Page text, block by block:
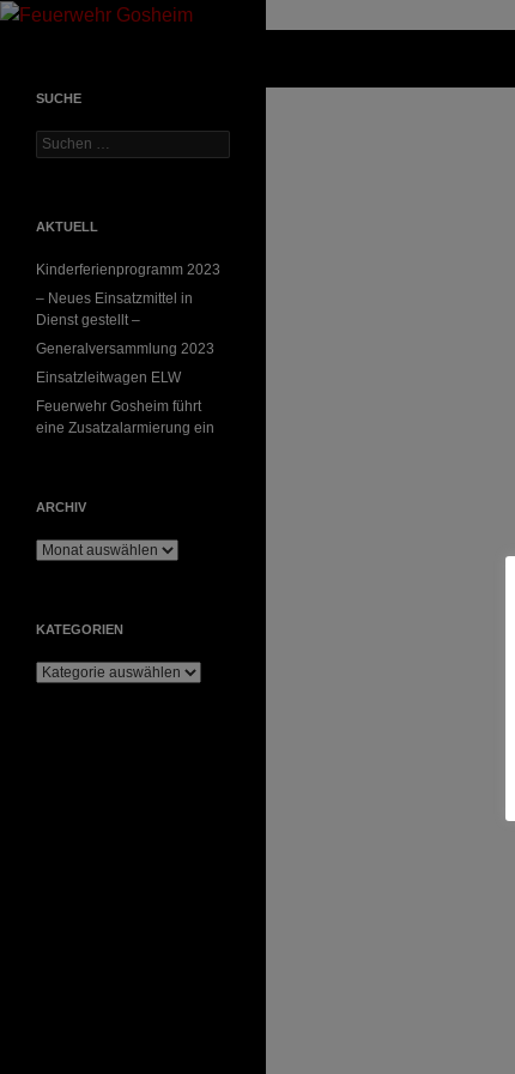
SUCHE
Suchen
nach:
AKTUELL
Kinderferienprogramm 2023
– Neues Einsatzmittel in
Dienst gestellt –
Generalversammlung 2023
Einsatzleitwagen ELW
Feuerwehr Gosheim führt
eine Zusatzalarmierung ein
ARCHIV
Archiv
KATEGORIEN
Kategorien